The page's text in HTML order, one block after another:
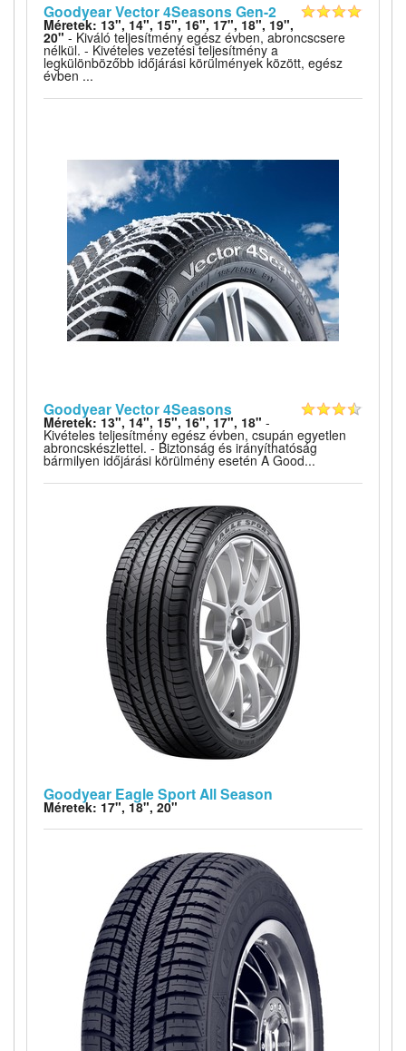
Goodyear Vector 4Seasons Gen-2
Méretek: 13", 14", 15", 16", 17", 18", 19",
20" - Kiváló teljesítmény egész évben, abroncscsere
nélkül. - Kivételes vezetési teljesítmény a
legkülönbözőbb időjárási körülmények között, egész
évben ...
Goodyear Vector 4Seasons
Méretek: 13", 14", 15", 16", 17", 18" -
Kivételes teljesítmény egész évben, csupán egyetlen
abroncskészlettel. - Biztonság és irányíthatóság
bármilyen időjárási körülmény esetén A Good...
Goodyear Eagle Sport All Season
Méretek: 17", 18", 20"